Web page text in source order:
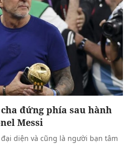
đứng phía sau hành
Messi
diện và cũng là người bạn tâm